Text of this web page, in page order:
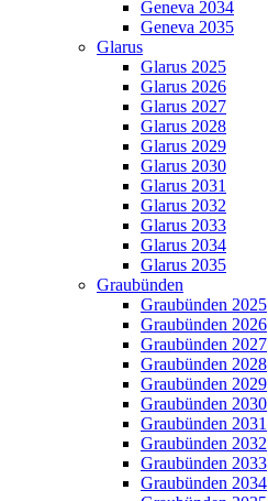
Geneva 2034
Geneva 2035
Glarus
Glarus 2025
Glarus 2026
Glarus 2027
Glarus 2028
Glarus 2029
Glarus 2030
Glarus 2031
Glarus 2032
Glarus 2033
Glarus 2034
Glarus 2035
Graubünden
Graubünden 2025
Graubünden 2026
Graubünden 2027
Graubünden 2028
Graubünden 2029
Graubünden 2030
Graubünden 2031
Graubünden 2032
Graubünden 2033
Graubünden 2034